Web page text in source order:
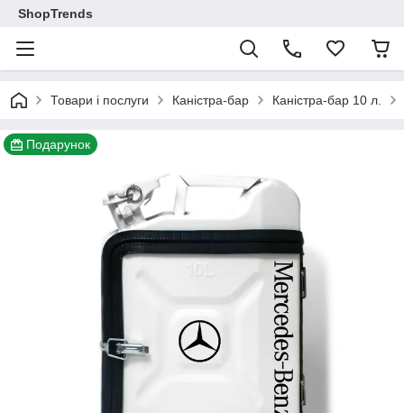
ShopTrends
Товари і послуги Каністра-бар Каністра-бар 10 л.
Подарунок